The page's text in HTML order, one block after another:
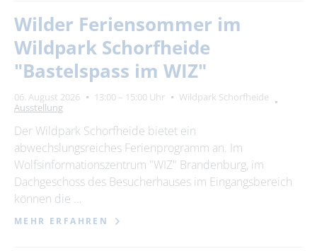
Wilder Feriensommer im
Wildpark Schorfheide
"Bastelspass im WIZ"
06. August 2026 13:00 – 15:00 Uhr
Wildpark Schorfheide
Ausstellung
Der Wildpark Schorfheide bietet ein
abwechslungsreiches Ferienprogramm an. Im
Wolfsinformationszentrum "WIZ" Brandenburg, im
Dachgeschoss des Besucherhauses im Eingangsbereich
können die …
MEHR ERFAHREN